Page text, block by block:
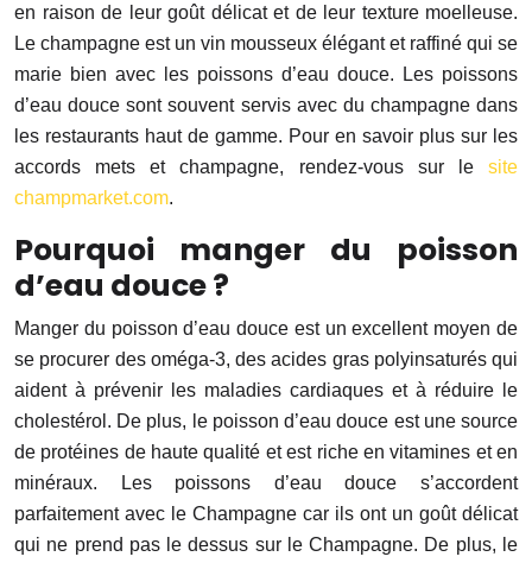
en raison de leur goût délicat et de leur texture moelleuse.
Le champagne est un vin mousseux élégant et raffiné qui se
marie bien avec les poissons d’eau douce. Les poissons
d’eau douce sont souvent servis avec du champagne dans
les restaurants haut de gamme. Pour en savoir plus sur les
accords mets et champagne, rendez-vous sur le site
champmarket.com.
Pourquoi manger du poisson
d’eau douce ?
Manger du poisson d’eau douce est un excellent moyen de
se procurer des oméga-3, des acides gras polyinsaturés qui
aident à prévenir les maladies cardiaques et à réduire le
cholestérol. De plus, le poisson d’eau douce est une source
de protéines de haute qualité et est riche en vitamines et en
minéraux. Les poissons d’eau douce s’accordent
parfaitement avec le Champagne car ils ont un goût délicat
qui ne prend pas le dessus sur le Champagne. De plus, le